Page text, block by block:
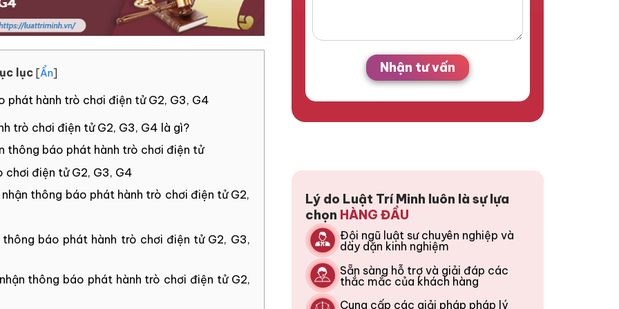
lục [Ẩn]
phát hành trò chơi điện tử G2, G3, G4
trò chơi điện tử G2, G3, G4 là gì?
thông báo phát hành trò chơi điện tử
chơi điện tử G2, G3, G4
thông báo phát hành trò chơi điện tử G2,
báo phát hành trò chơi điện tử G2, G3,
thông báo phát hành trò chơi điện tử G2,
Nhận tư vấn
Lý do Luật Trí Minh luôn là sự lựa
chọn HÀNG ĐẦU
Đội ngũ luật sư chuyên nghiệp và
dày dặn kinh nghiệm
Sẵn sàng hỗ trợ và giải đáp các
thắc mắc của khách hàng
Cung cấp các giải pháp pháp lý